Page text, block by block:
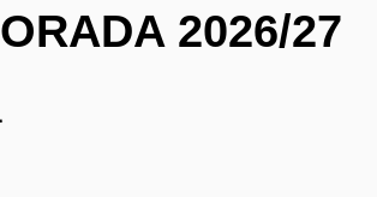
2026/27